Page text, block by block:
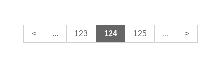
< ... 123 124 125 ... >